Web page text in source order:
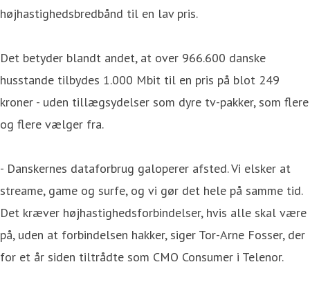
højhastighedsbredbånd til en lav pris.
Det betyder blandt andet, at over 966.600 danske
husstande tilbydes 1.000 Mbit til en pris på blot 249
kroner - uden tillægsydelser som dyre tv-pakker, som flere
og flere vælger fra.
- Danskernes dataforbrug galoperer afsted. Vi elsker at
streame, game og surfe, og vi gør det hele på samme tid.
Det kræver højhastighedsforbindelser, hvis alle skal være
på, uden at forbindelsen hakker, siger Tor-Arne Fosser, der
for et år siden tiltrådte som CMO Consumer i Telenor.